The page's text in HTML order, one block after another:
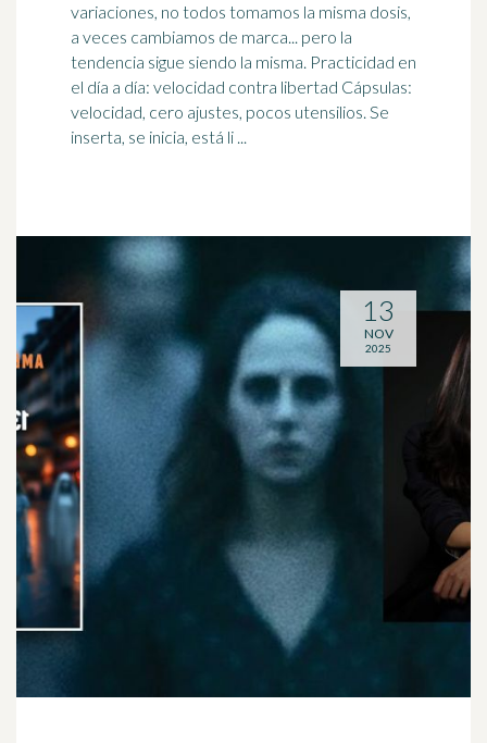
variaciones, no todos tomamos la misma dosis,
a veces cambiamos de marca... pero la
tendencia sigue siendo la misma. Practicidad en
el día a día: velocidad contra libertad Cápsulas:
velocidad, cero ajustes, pocos utensilios. Se
inserta, se inicia, está li ...
13
NOV
2025